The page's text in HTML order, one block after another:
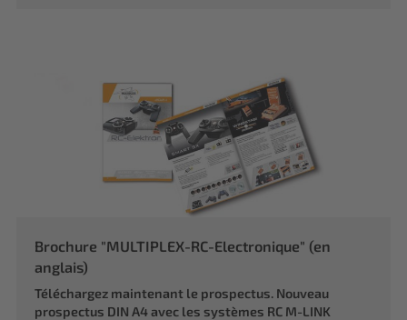
Brochure "MULTIPLEX-RC-Electronique" (en
anglais)
Téléchargez maintenant le prospectus. Nouveau
prospectus DIN A4 avec les systèmes RC M-LINK